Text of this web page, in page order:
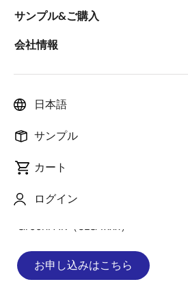
サンプル&ご購入
会社情報
日本語
サンプル
カート
ログイン
～開発工数・部品点数の削減に効
の開発方法をご紹介～
画
費用 （無料） 対象製品
GreenPAK（SLG4xxx）
お申し込みはこちら